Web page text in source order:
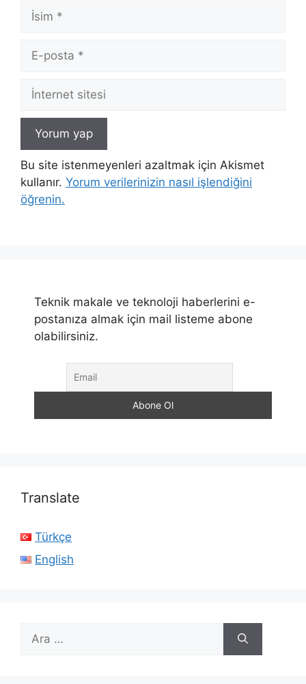
İsim
posta
İnternet
sitesi
Bu site istenmeyenleri azaltmak için Akismet
kullanır. Yorum verilerinizin nasıl işlendiğini
öğrenin.
Teknik makale ve teknoloji haberlerini e-
postanıza almak için mail listeme abone
olabilirsiniz.
Translate
Türkçe
English
için